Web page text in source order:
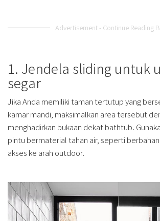
Advertisement - Continue Reading
1. Jendela sliding untuk
segar
Jika Anda memiliki taman tertutup yang
kamar mandi, maksimalkan area tersebut
menghadirkan bukaan dekat bathtub.
pintu bermaterial tahan air, seperti
akses ke arah outdoor.